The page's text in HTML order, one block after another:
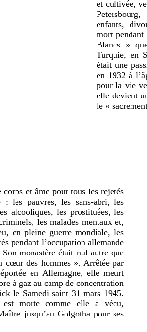
et cultivée,
enfants,
mort pendant
Blancs »
Turquie, en
était une
en 1932 à
pour la vie
elle devient
le «
corps et âme pour tous les rejetés
: les pauvres, les sans-abri, les
alcooliques, les prostituées, les
les malades mentaux et,
en pleine guerre mondiale, les
pendant l’occupation allemande
monastère était nul autre que
cœur des hommes ». Arrêtée par
en Allemagne, elle meurt
à gaz au camp de concentration
le Samedi saint 31 mars 1945.
morte comme elle a vécu,
jusqu’au Golgotha pour ses